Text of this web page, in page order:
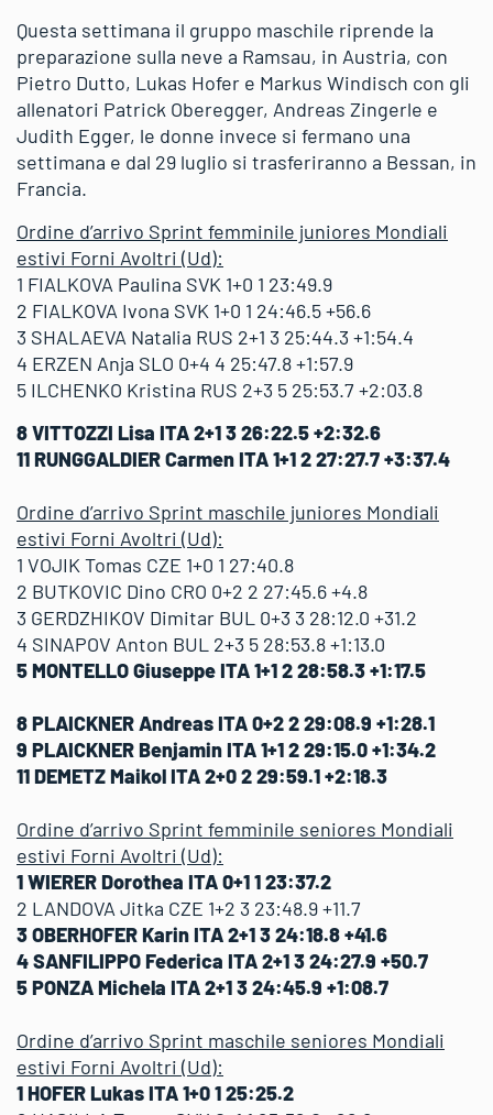
Questa settimana il gruppo maschile riprende la
preparazione sulla neve a Ramsau, in Austria, con
Pietro Dutto, Lukas Hofer e Markus Windisch con gli
allenatori Patrick Oberegger, Andreas Zingerle e
Judith Egger, le donne invece si fermano una
settimana e dal 29 luglio si trasferiranno a Bessan, in
Francia.
Ordine d’arrivo Sprint femminile juniores Mondiali
estivi Forni Avoltri (Ud):
1 FIALKOVA Paulina SVK 1+0 1 23:49.9
2 FIALKOVA Ivona SVK 1+0 1 24:46.5 +56.6
3 SHALAEVA Natalia RUS 2+1 3 25:44.3 +1:54.4
4 ERZEN Anja SLO 0+4 4 25:47.8 +1:57.9
5 ILCHENKO Kristina RUS 2+3 5 25:53.7 +2:03.8
8 VITTOZZI Lisa ITA 2+1 3 26:22.5 +2:32.6
11 RUNGGALDIER Carmen ITA 1+1 2 27:27.7 +3:37.4
Ordine d’arrivo Sprint maschile juniores Mondiali
estivi Forni Avoltri (Ud):
1 VOJIK Tomas CZE 1+0 1 27:40.8
2 BUTKOVIC Dino CRO 0+2 2 27:45.6 +4.8
3 GERDZHIKOV Dimitar BUL 0+3 3 28:12.0 +31.2
4 SINAPOV Anton BUL 2+3 5 28:53.8 +1:13.0
5 MONTELLO Giuseppe ITA 1+1 2 28:58.3 +1:17.5
8 PLAICKNER Andreas ITA 0+2 2 29:08.9 +1:28.1
9 PLAICKNER Benjamin ITA 1+1 2 29:15.0 +1:34.2
11 DEMETZ Maikol ITA 2+0 2 29:59.1 +2:18.3
Ordine d’arrivo Sprint femminile seniores Mondiali
estivi Forni Avoltri (Ud):
1 WIERER Dorothea ITA 0+1 1 23:37.2
2 LANDOVA Jitka CZE 1+2 3 23:48.9 +11.7
3 OBERHOFER Karin ITA 2+1 3 24:18.8 +41.6
4 SANFILIPPO Federica ITA 2+1 3 24:27.9 +50.7
5 PONZA Michela ITA 2+1 3 24:45.9 +1:08.7
Ordine d’arrivo Sprint maschile seniores Mondiali
estivi Forni Avoltri (Ud):
1 HOFER Lukas ITA 1+0 1 25:25.2